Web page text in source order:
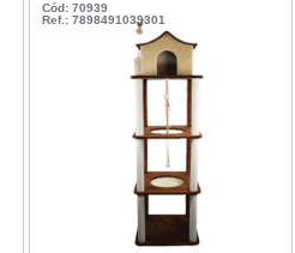
Cód: 70939
Ref.: 7898491039301